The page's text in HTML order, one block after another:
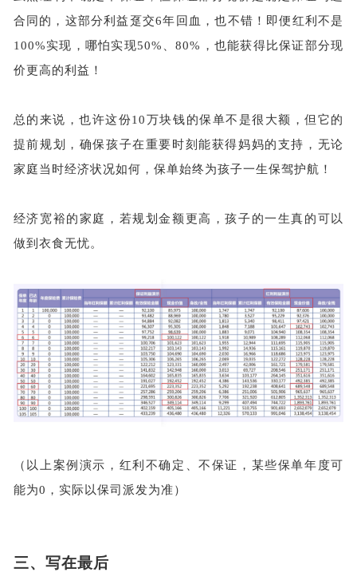
合同的，这部分利益趸交6年回血，也不错！即便红利不是
100%实现，哪怕实现50%、80%，也能获得比保证部分现
价更高的利益！
总的来说，也许这份10万块钱的保单不是很大额，但它的
提前规划，确保孩子在重要时刻能获得妈妈的支持，无论
家庭当时经济状况如何，保单始终为孩子一生保驾护航！
经济宽裕的家庭，若规划金额更高，孩子的一生真的可以
做到衣食无忧。
（以上案例演示，红利不确定、不保证，某些保单年度可
能为0，实际以保司派发为准）
三、 写在最后